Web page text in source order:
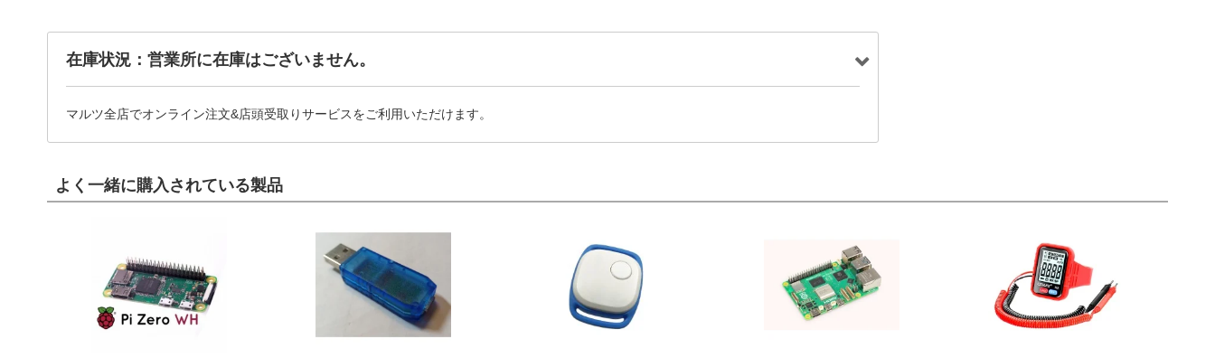
在庫状況：営業所に在庫はございません。
マルツ全店でオンライン注文&店頭受取りサービスをご利用いただけます。
よく一緒に購入されている製品